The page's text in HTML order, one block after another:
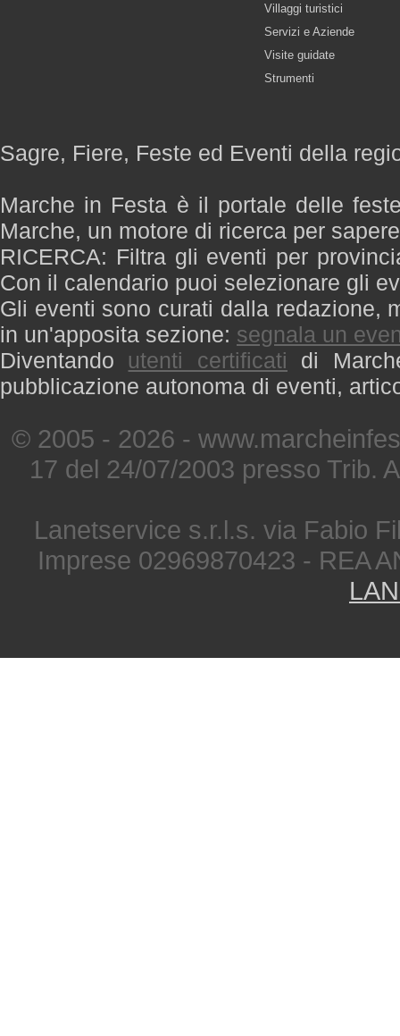
Villaggi turistici
Servizi e Aziende
Visite guidate
Strumenti
Sagre, Fiere, Feste ed Eventi della
Marche in Festa è il portale delle
Marche, un motore di ricerca per
RICERCA: Filtra gli eventi per
Con il calendario puoi selezionare gli
Gli eventi sono curati dalla redazione,
in un'apposita sezione: segnala un
Diventando utenti certificati di
pubblicazione autonoma di eventi,
© 2005 - 2026 -
17 del 24/07/2003 presso Trib.
Lanetservice s.r.l.s. via Fabio
Imprese 02969870423 - REA